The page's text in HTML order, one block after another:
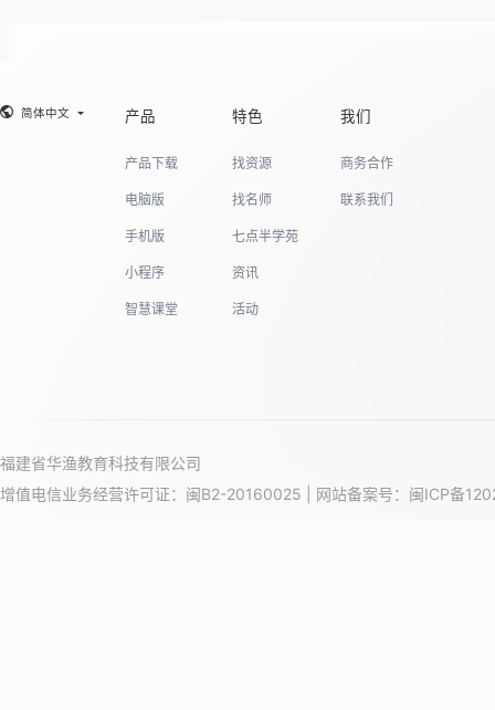
简体中文 产品
产品下载
电脑版
手机版
小程序
智慧课堂
特色
找资源
找名师
七点半学苑
资讯
活动
我们
商务合作
联系我们
福建省华渔教育科技有限公司
增值电信业务经营许可证：闽B2-20160025 | 网站备案号： 闽ICP备